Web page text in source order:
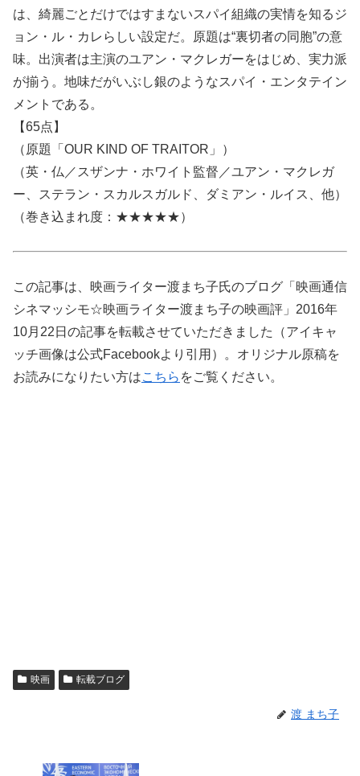
は、綺麗ごとだけではすまないスパイ組織の実情を知るジ
ョン・ル・カレらしい設定だ。原題は“裏切者の同胞”の意
味。出演者は主演のユアン・マクレガーをはじめ、実力派
が揃う。地味だがいぶし銀のようなスパイ・エンタテイン
メントである。
【65点】
（原題「OUR KIND OF TRAITOR」）
（英・仏／スザンナ・ホワイト監督／ユアン・マクレガ
ー、ステラン・スカルスガルド、ダミアン・ルイス、他）
（巻き込まれ度：★★★★★）
この記事は、映画ライター渡まち子氏のブログ「映画通信
シネマッシモ☆映画ライター渡まち子の映画評」2016年
10月22日の記事を転載させていただきました（アイキャ
ッチ画像は公式Facebookより引用）。オリジナル原稿を
お読みになりたい方はこちら をご覧ください。
映画 転載ブログ
渡 まち子